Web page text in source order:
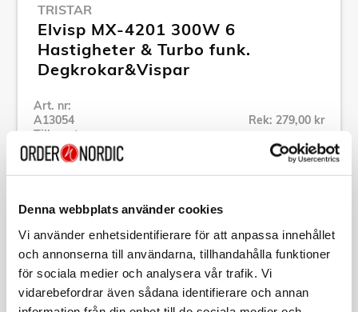
Denna webbplats använder cookies
Vi använder enhetsidentifierare för att anpassa innehållet
och annonserna till användarna, tillhandahålla funktioner
för sociala medier och analysera vår trafik. Vi
vidarebefordrar även sådana identifierare och annan
TRISTAR
Elvisp MX-4201 300W 6
Hastigheter & Turbo funk.
Degkrokar&Vispar
Art. nr:
A13054
Tillv. art. nr:
MX-4201
Rek: 279,00 kr
Se alla produkter inom Tristar
Specifikation
Beskrivning